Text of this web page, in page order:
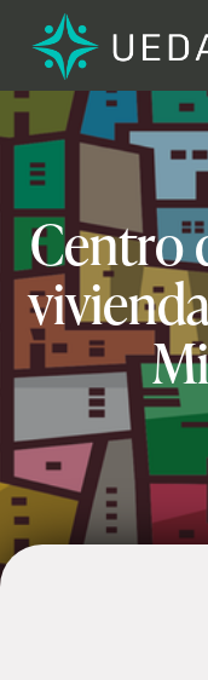
Centro